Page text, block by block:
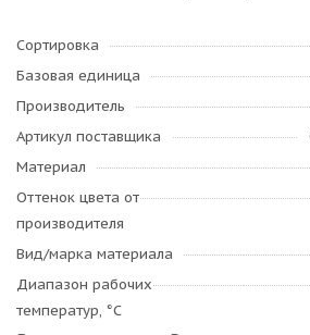
Сортировка
Базовая единица
Производитель
Артикул поставщика
Материал
Оттенок цвета от
производителя
Вид/марка материала
Диапазон рабочих
температур, °С